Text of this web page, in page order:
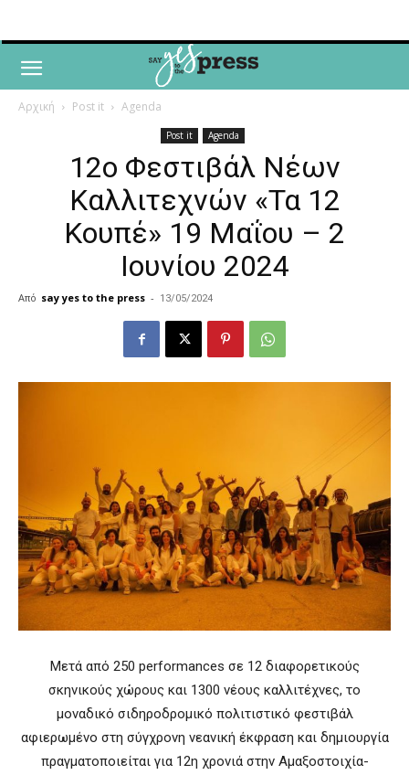
Αρχική Post it Agenda
Post it Agenda
12ο Φεστιβάλ Νέων
Καλλιτεχνών «Τα 12
Κουπέ» 19 Μαΐου – 2
Ιουνίου 2024
Από say yes to the press - 13/05/2024
Μετά από 250 performances σε 12 διαφορετικούς
σκηνικούς χώρους και 1300 νέους καλλιτέχνες, το
μοναδικό σιδηροδρομικό πολιτιστικό φεστιβάλ
αφιερωμένο στη σύγχρονη νεανική έκφραση και δημιουργία
πραγματοποιείται για 12η χρονιά στην Αμαξοστοιχία-